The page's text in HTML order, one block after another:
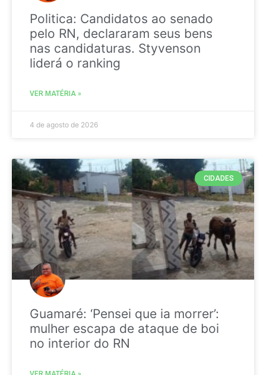
Politica: Candidatos ao senado
pelo RN, declararam seus bens
nas candidaturas. Styvenson
liderá o ranking
VER MATÉRIA »
4 de agosto de 2026
CIDADES
Guamaré: ‘Pensei que ia morrer’:
mulher escapa de ataque de boi
no interior do RN